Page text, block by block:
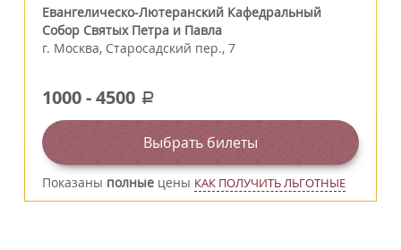
Евангелическо-Лютеранский Кафедральный
Собор Святых Петра и Павла
г. Москва, Старосадский пер., 7
1000-4500 a
Выбрать билеты
Показаны полные цены КАК ПОЛУЧИТЬ ЛЬГОТНЫЕ